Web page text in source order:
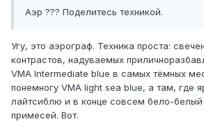
Аэр ??? Поделитесь техникой.
Угу, это аэрограф. Техника проста:
контрастов, надуваемых
VMA Intermediate blue в самых тёмных
понемногу VMA light sea blue, а там, где
лайтсиблю и в конце совсем бело-белый
примесей. Вот.